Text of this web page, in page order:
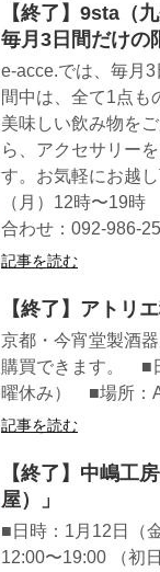
【終了】9sta（
毎月3日間だけの
e-acce.では、毎月
間中は、全て1点も
美味しい飲み物を
ら、アクセサリー
す。お気軽にお越
（月）12時〜19
合わせ：092-986-
記事を読む
【終了】アトリ
京都・今宵堂製酒
購買できます。 ■
曜休み） ■場所：
記事を読む
【終了】中嶋工
屋）」
■日時：1月12日（
12:00〜19:00 （初